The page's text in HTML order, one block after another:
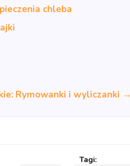
chleba
Rymowanki i wyliczanki →